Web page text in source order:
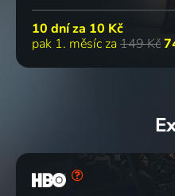
10 dní za 10 Kč
pak 1. měsíc za 149 Kč